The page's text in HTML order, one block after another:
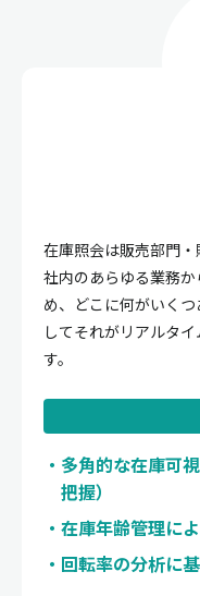
在庫照会は販売部門・
社内のあらゆる業務
め、どこに何がいく
してそれがリアルタ
す。
多角的な在庫可
把握）
在庫年齢管理に
回転率の分析に